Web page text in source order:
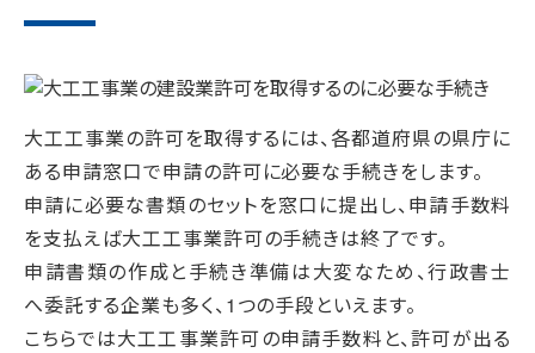
大工工事業の許可を取得するには、各都道府県の県庁に
ある申請窓口で申請の許可に必要な手続きをします。
申請に必要な書類のセットを窓口に提出し、申請手数料
を支払えば大工工事業許可の手続きは終了です。
申請書類の作成と手続き準備は大変なため、行政書士
へ委託する企業も多く、1つの手段といえます。
こちらでは大工工事業許可の申請手数料と、許可が出る